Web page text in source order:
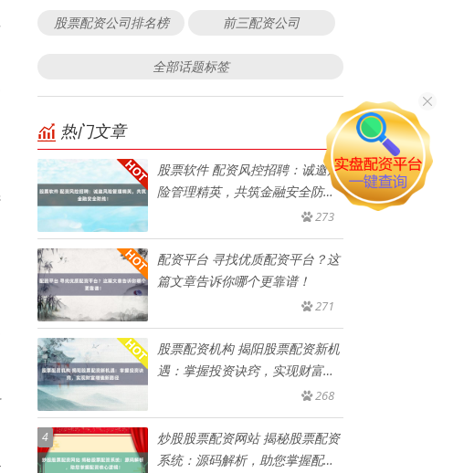
股票配资公司排名榜 前三配资公司
全部话题标签
热门文章
股票软件 配资风控招聘：诚邀风
险管理精英，共筑金融安全防
273
配资平台 寻找优质配资平台？这
篇文章告诉你哪个更靠谱！
271
股票配资机构 揭阳股票配资新机
遇：掌握投资诀窍，实现财富增
268
4
炒股股票配资网站 揭秘股票配资
系统：源码解析，助您掌握配资